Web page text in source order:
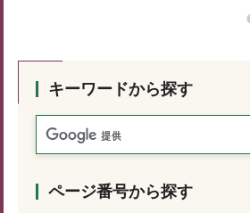
キーワードから探す
ページ番号から探す